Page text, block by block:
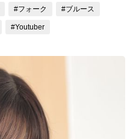
#フォーク #ブルース
#Youtuber